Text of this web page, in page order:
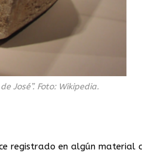
José”. Foto: Wikipedia.
registrado en algún material